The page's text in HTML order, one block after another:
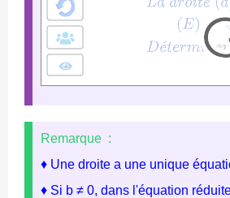
Remarque :
♦ Une droite a une unique
♦ Si b ≠ 0, dans l'équation